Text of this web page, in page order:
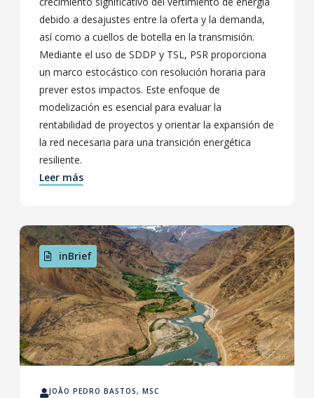
debido a desajustes entre la oferta y la demanda,
así como a cuellos de botella en la transmisión.
Mediante el uso de SDDP y TSL, PSR proporciona
un marco estocástico con resolución horaria para
prever estos impactos. Este enfoque de
modelización es esencial para evaluar la
rentabilidad de proyectos y orientar la expansión de
la red necesaria para una transición energética
resiliente.
Leer más
inBrief
JOÃO PEDRO BASTOS, MSC